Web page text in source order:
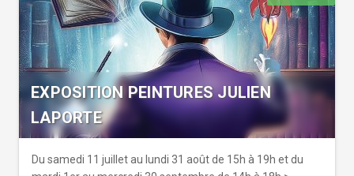
EXPOSITION PEINTURES JULIEN
LAPORTE
Du samedi 11 juillet au lundi 31 août de 15h à 19h et du